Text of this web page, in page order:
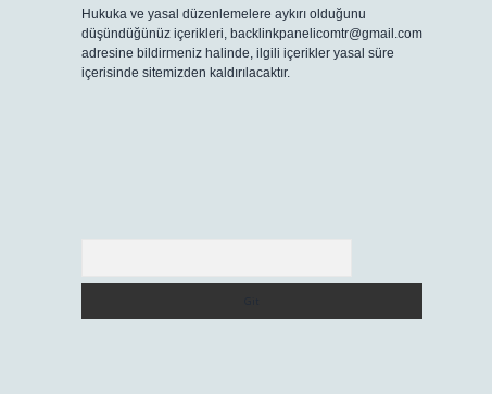
Hukuka ve yasal düzenlemelere aykırı olduğunu
düşündüğünüz içerikleri, backlinkpanelicomtr@gmail.com
adresine bildirmeniz halinde, ilgili içerikler yasal süre
içerisinde sitemizden kaldırılacaktır.